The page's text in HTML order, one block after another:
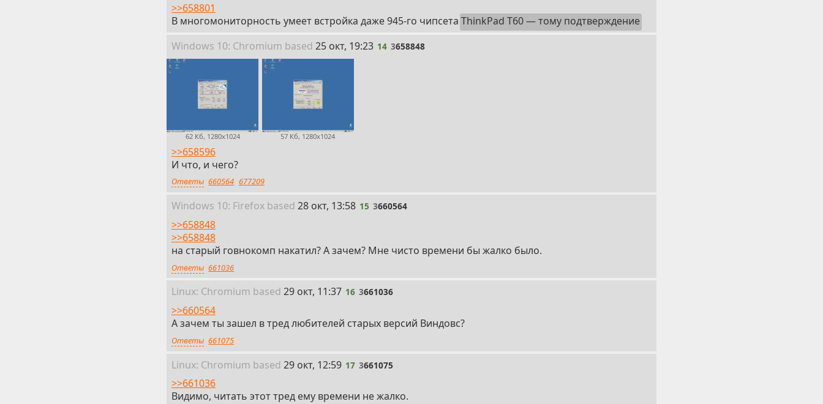
>>658801
В многомониторность умеет встройка даже 945-го чипсета ThinkPad T60 — тому подтверждение
Windows 10: Chromium based 14
25 окт, 19:23 14 3658848
62 Кб, 1280x1024 57 Кб, 1280x1024
>>658596
И что, и чего?
Ответы 660564 677209
Windows 10: Firefox based 15
28 окт, 13:58 15 3660564
>>658848
>>658848
на старый говнокомп накатил? А зачем? Мне чисто времени бы жалко было.
Ответы 661036
Linux: Chromium based 16
29 окт, 11:37 16 3661036
>>660564
А зачем ты зашел в тред любителей старых версий Виндовс?
Ответы 661075
Linux: Chromium based 17
29 окт, 12:59 17 3661075
>>661036
Видимо, читать этот тред ему времени не жалко.